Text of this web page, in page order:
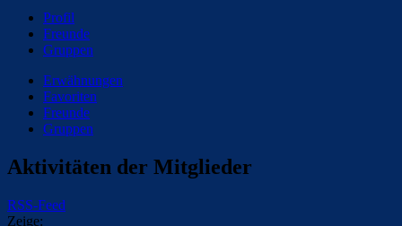
Profil
Freunde
Gruppen
Erwähnungen
Favoriten
Freunde
Gruppen
Aktivitäten der Mitglieder
RSS-Feed
Zeige: